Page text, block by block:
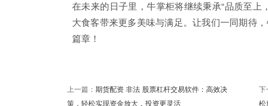
在未来的日子里，牛掌柜将继续秉承“品质至上
大食客带来更多美味与满足。让我们一同期待
篇章！
上一篇： 期货配资 非法 股票杠杆交易软件：高效决
策，轻松实现资金放大，投资更灵活
下
松